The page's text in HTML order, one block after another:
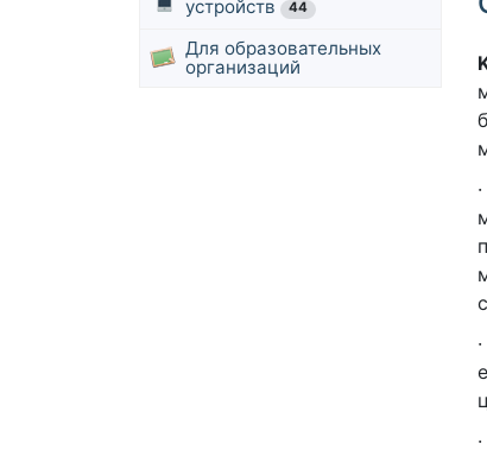
устройств
44
Для образовательных
организаций